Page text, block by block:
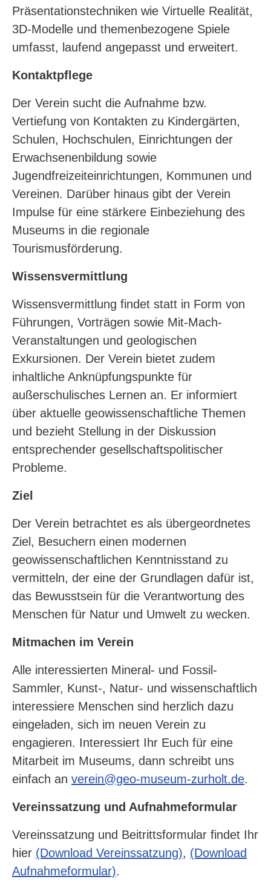
Präsentationstechniken wie Virtuelle Realität,
3D-Modelle und themenbezogene Spiele
umfasst, laufend angepasst und erweitert.
Kontaktpflege
Der Verein sucht die Aufnahme bzw.
Vertiefung von Kontakten zu Kindergärten,
Schulen, Hochschulen, Einrichtungen der
Erwachsenenbildung sowie
Jugendfreizeiteinrichtungen, Kommunen und
Vereinen. Darüber hinaus gibt der Verein
Impulse für eine stärkere Einbeziehung des
Museums in die regionale
Tourismusförderung.
Wissensvermittlung
Wissensvermittlung findet statt in Form von
Führungen, Vorträgen sowie Mit-Mach-
Veranstaltungen und geologischen
Exkursionen. Der Verein bietet zudem
inhaltliche Anknüpfungspunkte für
außerschulisches Lernen an. Er informiert
über aktuelle geowissenschaftliche Themen
und bezieht Stellung in der Diskussion
entsprechender gesellschaftspolitischer
Probleme.
Ziel
Der Verein betrachtet es als übergeordnetes
Ziel, Besuchern einen modernen
geowissenschaftlichen Kenntnisstand zu
vermitteln, der eine der Grundlagen dafür ist,
das Bewusstsein für die Verantwortung des
Menschen für Natur und Umwelt zu wecken.
Mitmachen im Verein
Alle interessierten Mineral- und Fossil-
Sammler, Kunst-, Natur- und wissenschaftlich
interessiere Menschen sind herzlich dazu
eingeladen, sich im neuen Verein zu
engagieren. Interessiert Ihr Euch für eine
Mitarbeit im Museums, dann schreibt uns
einfach an verein@geo-museum-zurholt.de.
Vereinssatzung und Aufnahmeformular
Vereinssatzung und Beitrittsformular findet Ihr
hier (Download Vereinssatzung), (Download
Aufnahmeformular).